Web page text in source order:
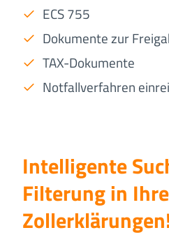
ECS 755
Dokumente zur
TAX-Dokumente
Notfallverfahren
Intelligente
Filterung in Ihre